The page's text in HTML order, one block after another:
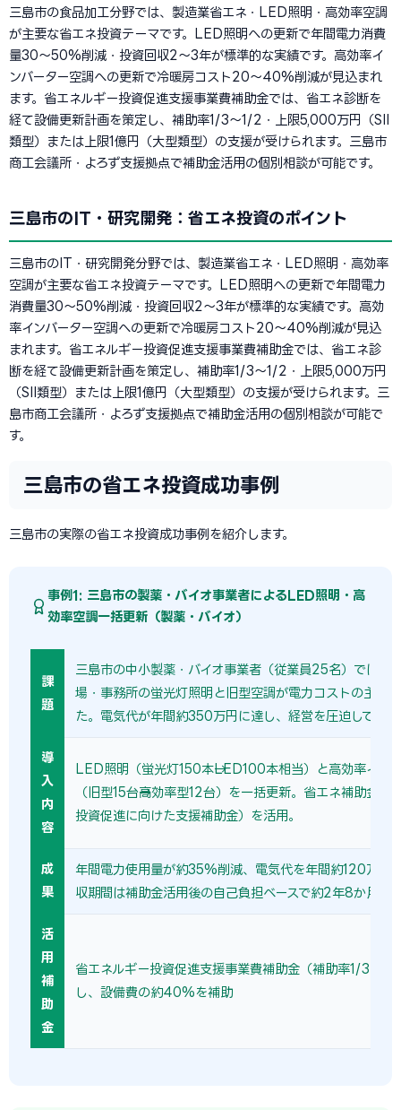
三島市の食品加工分野では、製造業省エネ・LED照明・高効率空調
が主要な省エネ投資テーマです。LED照明への更新で年間電力消費
量30〜50%削減・投資回収2〜3年が標準的な実績です。高効率イ
ンバーター空調への更新で冷暖房コスト20〜40%削減が見込まれ
ます。省エネルギー投資促進支援事業費補助金では、省エネ診断を
経て設備更新計画を策定し、補助率1/3〜1/2・上限5,000万円（SII
類型）または上限1億円（大型類型）の支援が受けられます。三島市
商工会議所・よろず支援拠点で補助金活用の個別相談が可能です。
三島市のIT・研究開発：省エネ投資のポイント
三島市のIT・研究開発分野では、製造業省エネ・LED照明・高効率
空調が主要な省エネ投資テーマです。LED照明への更新で年間電力
消費量30〜50%削減・投資回収2〜3年が標準的な実績です。高効
率インバーター空調への更新で冷暖房コスト20〜40%削減が見込
まれます。省エネルギー投資促進支援事業費補助金では、省エネ診
断を経て設備更新計画を策定し、補助率1/3〜1/2・上限5,000万円
（SII類型）または上限1億円（大型類型）の支援が受けられます。三
島市商工会議所・よろず支援拠点で補助金活用の個別相談が可能で
す。
三島市の省エネ投資成功事例
三島市の実際の省エネ投資成功事例を紹介します。
事例1: 三島市の製薬・バイオ事業者によるLED照明・高
効率空調一括更新（製薬・バイオ）
課
題
三島市の中小製薬・バイオ事業者（従業員25名）では、
場・事務所の蛍光灯照明と旧型空調が電力コストの主因
た。電気代が年間約350万円に達し、経営を圧迫してい
導
入
内
容
LED照明（蛍光灯150本→LED100本相当）と高効率イン
（旧型15台→高効率型12台）を一括更新。省エネ補助金（
投資促進に向けた支援補助金）を活用。
成
果
年間電力使用量が約35%削減、電気代を年間約120万円
収期間は補助金活用後の自己負担ベースで約2年8か月。
活
用
補
助
金
省エネルギー投資促進支援事業費補助金（補助率1/3〜1/
し、設備費の約40%を補助